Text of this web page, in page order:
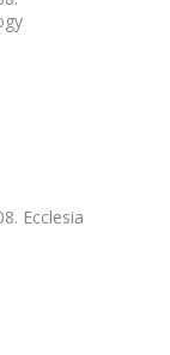
Ecclesia